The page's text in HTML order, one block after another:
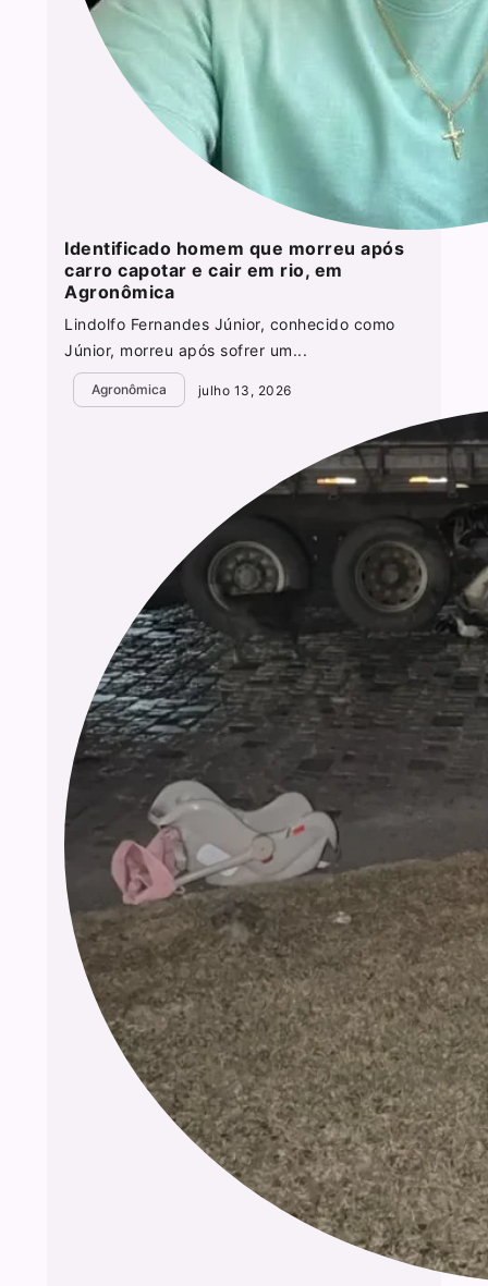
Identificado homem que morreu após
carro capotar e cair em rio, em
Agronômica
Lindolfo Fernandes Júnior, conhecido como
Júnior, morreu após sofrer um...
Agronômica julho 13, 2026